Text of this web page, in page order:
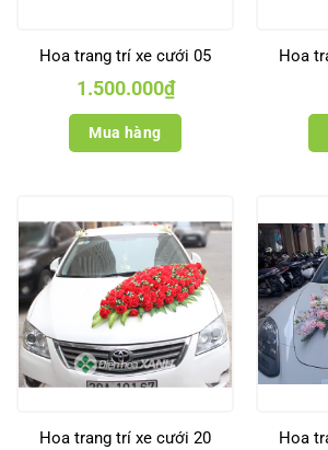
Hoa trang trí xe cưới 05
1.500.000₫
Mua hàng
Hoa
Hoa trang trí xe cưới 20 Hoa